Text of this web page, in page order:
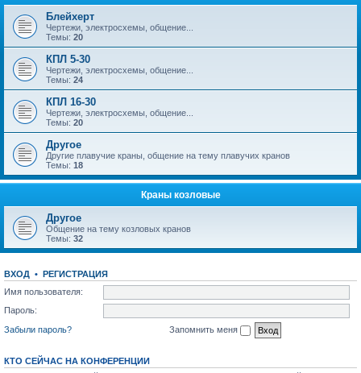
Блейхерт
Чертежи, электросхемы, общение...
Темы: 20
КПЛ 5-30
Чертежи, электросхемы, общение...
Темы: 24
КПЛ 16-30
Чертежи, электросхемы, общение...
Темы: 20
Другое
Другие плавучие краны, общение на тему плавучих кранов
Темы: 18
Краны козловые
Другое
Общение на тему козловых кранов
Темы: 32
ВХОД • РЕГИСТРАЦИЯ
Имя пользователя:
Пароль:
Забыли пароль?
Запомнить меня
КТО СЕЙЧАС НА КОНФЕРЕНЦИИ